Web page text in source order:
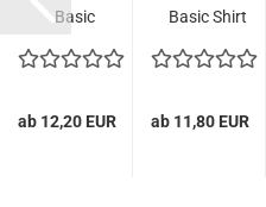
Basic
marine
ab 12,20 EUR
Basic Shirt
marine...
ab 11,80 EUR